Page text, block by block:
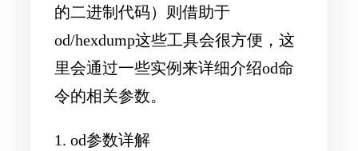
的二进制代码）则借助于
od/hexdump这些工具会很方便，这
里会通过一些实例来详细介绍od命
令的相关参数。
1. od参数详解